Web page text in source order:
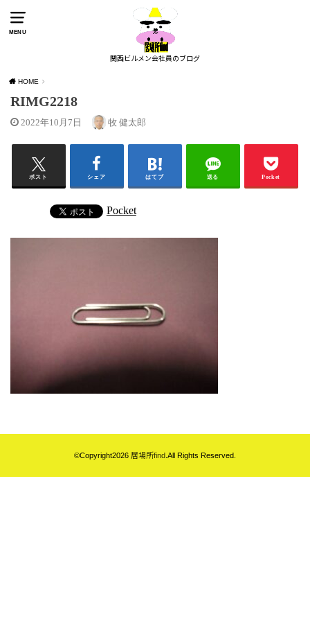
MENU
関西ビルメン会社員のブログ
HOME
RIMG2218
2022年10月7日 牧 健太郎
ポスト シェア はてブ 送る Pocket
Pocket
©Copyright2026 居場所find.All Rights Reserved.